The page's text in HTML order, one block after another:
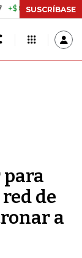
+2,19%
SUSCRÍBASE
para
de
a